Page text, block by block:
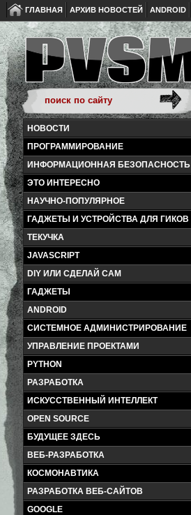
ГЛАВНАЯ АРХИВ НОВОСТЕЙ ANDROID
НОВОСТИ
ПРОГРАММИРОВАНИЕ
ИНФОРМАЦИОННАЯ БЕЗОПАСНОСТЬ
ЭТО ИНТЕРЕСНО
НАУЧНО-ПОПУЛЯРНОЕ
ГАДЖЕТЫ И УСТРОЙСТВА ДЛЯ ГИКОВ
ТЕКУЧКА
JAVASCRIPT
DIY ИЛИ СДЕЛАЙ САМ
ГАДЖЕТЫ
ANDROID
СИСТЕМНОЕ АДМИНИСТРИРОВАНИЕ
УПРАВЛЕНИЕ ПРОЕКТАМИ
PYTHON
РАЗРАБОТКА
ИСКУССТВЕННЫЙ ИНТЕЛЛЕКТ
OPEN SOURCE
БУДУЩЕЕ ЗДЕСЬ
ВЕБ-РАЗРАБОТКА
КОСМОНАВТИКА
РАЗРАБОТКА ВЕБ-САЙТОВ
GOOGLE